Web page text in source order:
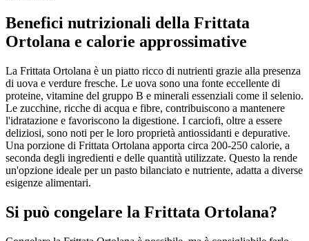
Benefici nutrizionali della Frittata
Ortolana e calorie approssimative
La Frittata Ortolana è un piatto ricco di nutrienti grazie alla presenza
di uova e verdure fresche. Le uova sono una fonte eccellente di
proteine, vitamine del gruppo B e minerali essenziali come il selenio.
Le zucchine, ricche di acqua e fibre, contribuiscono a mantenere
l'idratazione e favoriscono la digestione. I carciofi, oltre a essere
deliziosi, sono noti per le loro proprietà antiossidanti e depurative.
Una porzione di Frittata Ortolana apporta circa 200-250 calorie, a
seconda degli ingredienti e delle quantità utilizzate. Questo la rende
un'opzione ideale per un pasto bilanciato e nutriente, adatta a diverse
esigenze alimentari.
Si può congelare la Frittata Ortolana?